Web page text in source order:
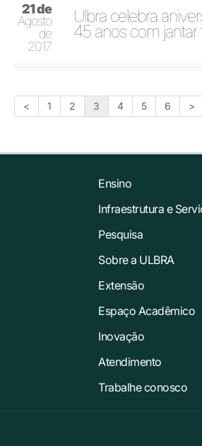
21 de
Agosto
de
2017
Ulbra celebra
45 anos com jantar
< 1 2 3 4 5 6 >
Ensino
Infraestrutura e
Pesquisa
Sobre a ULBRA
Extensão
Espaço Acadêmico
Inovação
Atendimento
Trabalhe conosco